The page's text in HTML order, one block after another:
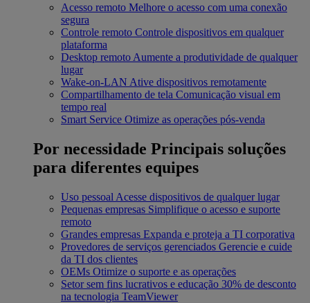
Acesso remoto Melhore o acesso com uma conexão
segura
Controle remoto Controle dispositivos em qualquer
plataforma
Desktop remoto Aumente a produtividade de qualquer
lugar
Wake-on-LAN Ative dispositivos remotamente
Compartilhamento de tela Comunicação visual em
tempo real
Smart Service Otimize as operações pós-venda
Por necessidade Principais soluções
para diferentes equipes
Uso pessoal Acesse dispositivos de qualquer lugar
Pequenas empresas Simplifique o acesso e suporte
remoto
Grandes empresas Expanda e proteja a TI corporativa
Provedores de serviços gerenciados Gerencie e cuide
da TI dos clientes
OEMs Otimize o suporte e as operações
Setor sem fins lucrativos e educação 30% de desconto
na tecnologia TeamViewer